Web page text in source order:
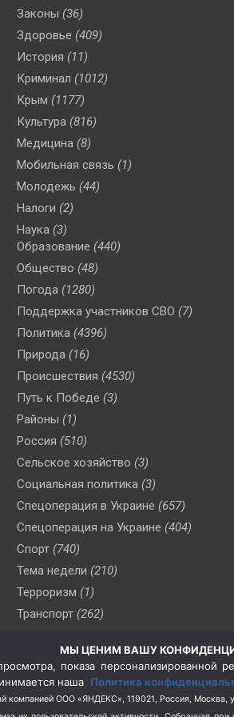
Законы (36)
Здоровье (409)
История (11)
Криминал (1012)
Крым (1177)
Культура (816)
Медицина (8)
Мобильная связь (1)
Молодежь (44)
Налоги (2)
Наука (3)
Образование (440)
Общество (48)
Погода (1280)
Поддержка участников СВО (7)
Политика (4396)
Природа (16)
Происшествия (4530)
Путь к Победе (3)
Районы (1)
Россия (510)
Сельское хозяйство (3)
Социальная политика (3)
Спецоперация в Украине (657)
Спецоперация на Украине (404)
Спорт (740)
Тема недели (210)
Терроризм (1)
Транспорт (262)
(76)
Цены (2)
Школа и спорт (2)
МЫ ЦЕНИМ ВАШУ
показа персонализированной
наша Политика
компанией ООО «ЯНДЕКС», 119021, Россия,